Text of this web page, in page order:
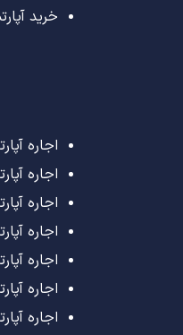
خرید
اجاره
اجاره
اجاره
اجاره
اجاره
اجاره
اجاره